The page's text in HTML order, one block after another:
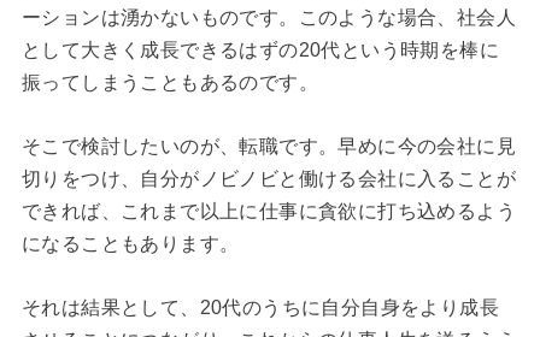
ーションは湧かないものです。このような場合、社会人
として大きく成長できるはずの20代という時期を棒に
振ってしまうこともあるのです。
そこで検討したいのが、転職です。早めに今の会社に見
切りをつけ、自分がノビノビと働ける会社に入ることが
できれば、これまで以上に仕事に貪欲に打ち込めるよう
になることもあります。
それは結果として、20代のうちに自分自身をより成長